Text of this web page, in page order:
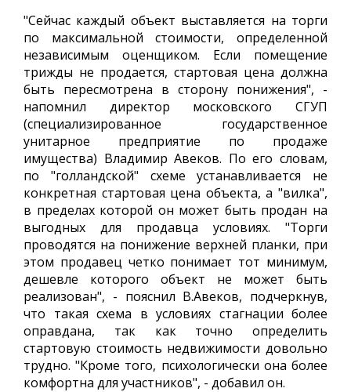
"Сейчас каждый объект выставляется на торги
по максимальной стоимости, определенной
независимым оценщиком. Если помещение
трижды не продается, стартовая цена должна
быть пересмотрена в сторону понижения", -
напомнил директор московского СГУП
(специализированное государственное
унитарное предприятие по продаже
имущества) Владимир Авеков. По его словам,
по "голландской" схеме устанавливается не
конкретная стартовая цена объекта, а "вилка",
в пределах которой он может быть продан на
выгодных для продавца условиях. "Торги
проводятся на понижение верхней планки, при
этом продавец четко понимает тот минимум,
дешевле которого объект не может быть
реализован", - пояснил В.Авеков, подчеркнув,
что такая схема в условиях стагнации более
оправдана, так как точно определить
стартовую стоимость недвижимости довольно
трудно. "Кроме того, психологически она более
комфортна для участников", - добавил он.